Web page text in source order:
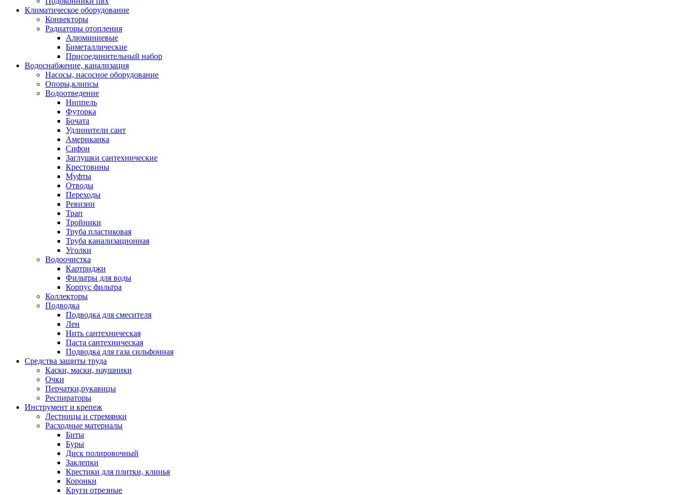
Климатическое оборудование
Конвекторы
Радиаторы отопления
Алюминиевые
Биметаллические
Присоединительный набор
Водоснабжение, канализация
Насосы, насосное оборудование
Опоры,клипсы
Водоотведение
Ниппель
Футорка
Бочата
Удлинители сант
Американка
Сифон
Заглушки сантехнические
Крестовины
Муфты
Отводы
Переходы
Ревизии
Трап
Тройники
Труба пластиковая
Труба канализационная
Уголки
Водоочистка
Картриджи
Фильтры для воды
Корпус фильтра
Коллекторы
Подводка
Подводка для смесителя
Лен
Нить сантехническая
Паста сантехническая
Подводка для газа сильфонная
Средства защиты труда
Каски, маски, наушники
Очки
Перчатки,рукавицы
Респираторы
Инструмент и крепеж
Лестницы и стремянки
Расходные материалы
Биты
Буры
Диск полировочный
Заклепки
Крестики для плитки, клинья
Коронки
Круги отрезные